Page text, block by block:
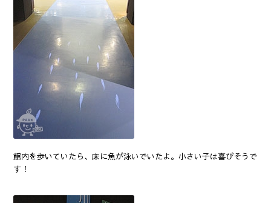
館内を歩いていたら、床に魚が泳いでいたよ。小さい子は喜びそうで
す！